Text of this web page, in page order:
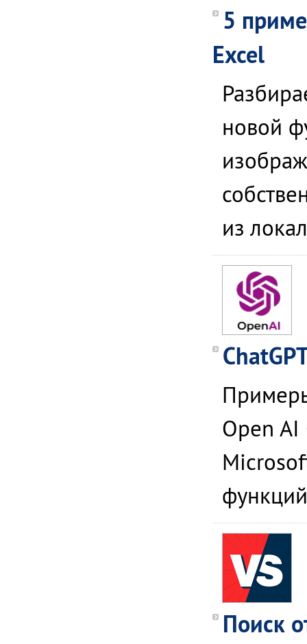
5
Excel
новой
из
Open AI
Поиск